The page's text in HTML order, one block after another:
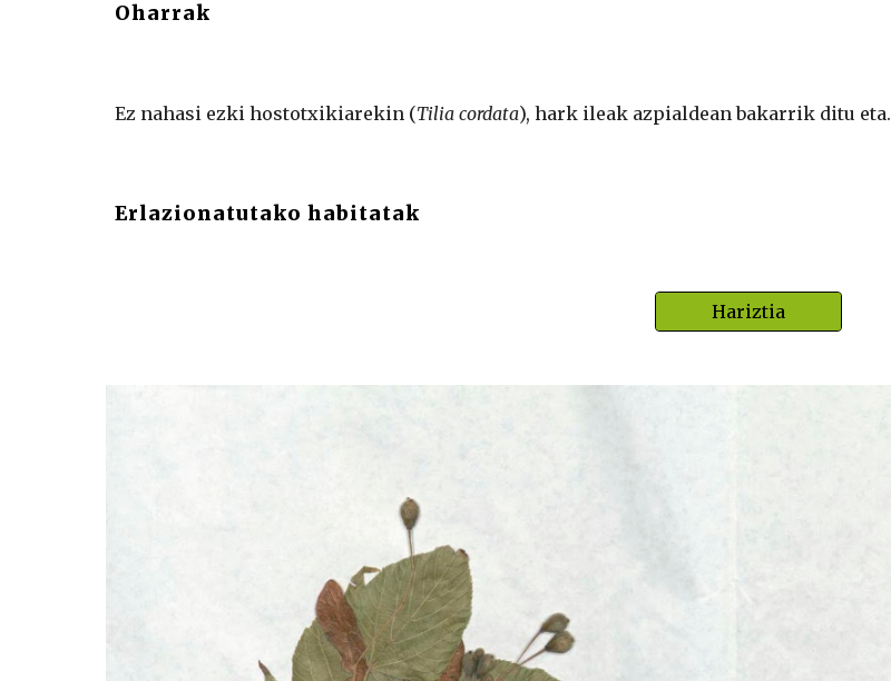
Oharrak
Ez nahasi ezki hostotxikiarekin (Tilia cordata), hark ileak azpialdean bakarrik ditu eta.
Erlazionatutako habitatak
Hariztia